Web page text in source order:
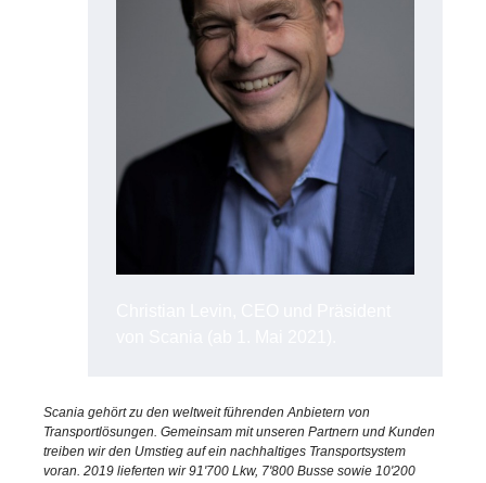
Scania gehört zu den weltweit führenden Anbietern von
Transportlösungen. Gemeinsam mit unseren Partnern und Kunden
treiben wir den Umstieg auf ein nachhaltiges Transportsystem
voran. 2019 lieferten wir 91'700 Lkw, 7'800 Busse sowie 10'200